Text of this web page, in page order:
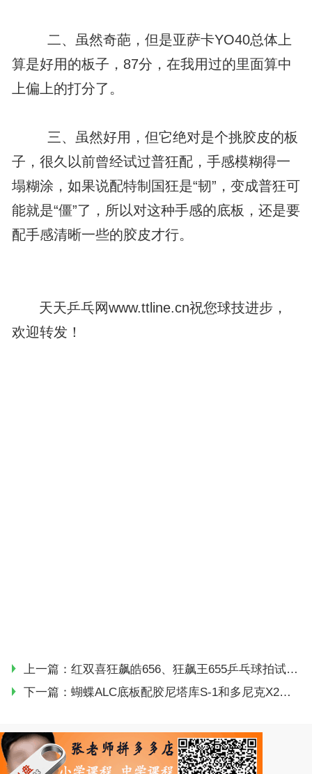
二、虽然奇葩，但是亚萨卡YO40总体上
算是好用的板子，87分，在我用过的里面算中
上偏上的打分了。
三、虽然好用，但它绝对是个挑胶皮的板
子，很久以前曾经试过普狂配，手感模糊得一
塌糊涂，如果说配特制国狂是“韧”，变成普狂可
能就是“僵”了，所以对这种手感的底板，还是要
配手感清晰一些的胶皮才行。
天天乒乓网www.ttline.cn祝您球技进步，
欢迎转发！
上一篇： 红双喜狂飙皓656、狂飙王655乒乓球拍试打感受，涨分利器
下一篇： 蝴蝶ALC底板配胶尼塔库S-1和多尼克X2胶皮试打感受